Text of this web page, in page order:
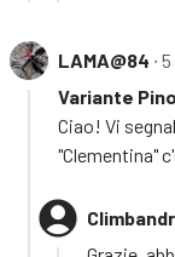
LAMA@84 ∙
Variante
Ciao! Vi
"Clementina"